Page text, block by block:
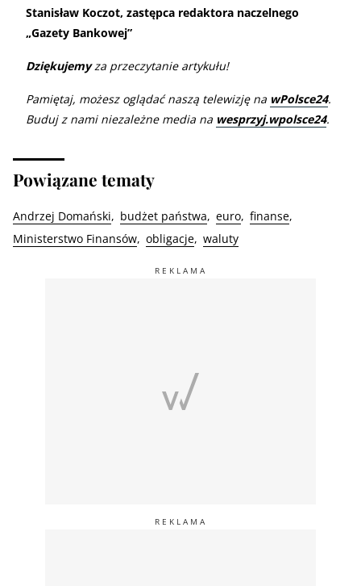
Stanisław Koczot, zastępca redaktora naczelnego
„Gazety Bankowej”
Dziękujemyza przeczytanie artykułu!
Pamiętaj, możesz oglądać naszą telewizję na wPolsce24.
Buduj z nami niezależne media na wesprzyj.wpolsce24.
Powiązane tematy
Andrzej Domański budżet państwa euro finanse
Ministerstwo Finansów obligacje waluty